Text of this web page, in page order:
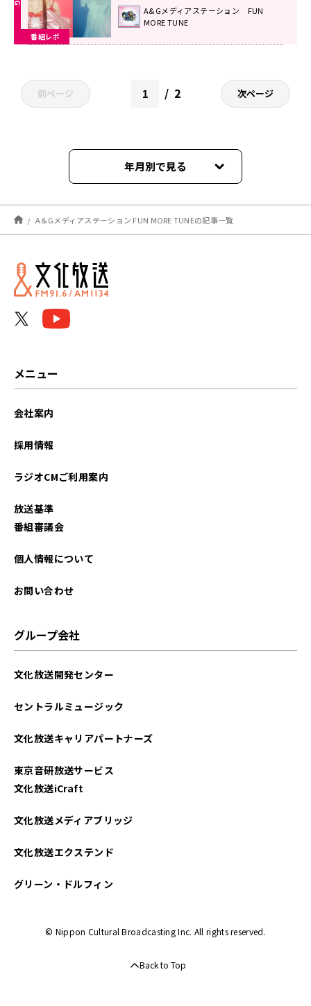
番組レポ
マンス』楽曲に込めた想い！
A&Gメディアステーション FUN
MORE TUNE
前ページ 2 次ページ
年月別で見る
2026年08月
2026年07月
2026年06月
2025年09月
2025年06月
2025年01月
2024年12月
2024年11月
A＆Gメディアステーション FUN MORE TUNEの記事一覧
メニュー
会社案内
採用情報
ラジオCMご利用案内
放送基準
番組審議会
個人情報について
お問い合わせ
グループ会社
文化放送開発センター
セントラルミュージック
文化放送キャリアパートナーズ
東京音研放送サービス
文化放送iCraft
文化放送メディアブリッジ
文化放送エクステンド
グリーン・ドルフィン
© Nippon Cultural Broadcasting Inc. All rights reserved.
Back to Top